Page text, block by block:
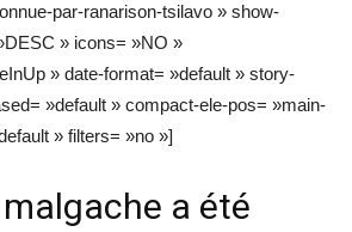
par-ranarison-tsilavo » show-
» icons= »NO »
» date-format= »default » story-
»default » compact-ele-pos= »main-
» filters= »no »]
a été